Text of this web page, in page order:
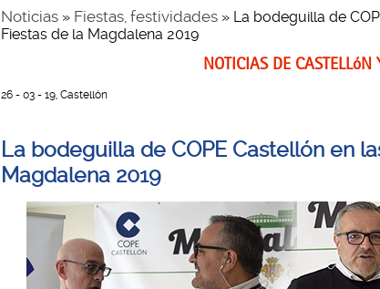
Noticias» Fiestas, festividades» La bodeguilla de
Fiestas de la Magdalena 2019
NOTICIAS DE
26 - 03 - 19, Castellón
La bodeguilla de COPE Castellón en
Magdalena 2019